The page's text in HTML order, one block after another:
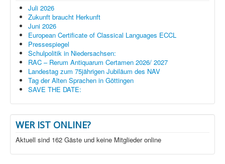
Juli 2026
Zukunft braucht Herkunft
Juni 2026
European Certificate of Classical Languages ECCL
Pressespiegel
Schulpolitik in Niedersachsen:
RAC – Rerum Antiquarum Certamen 2026/ 2027
Landestag zum 75jährigen Jubiläum des NAV
Tag der Alten Sprachen in Göttingen
SAVE THE DATE:
WER IST ONLINE?
Aktuell sind 162 Gäste und keine Mitglieder online